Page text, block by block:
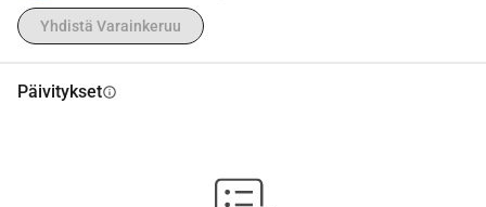
Yhdistä Varainkeruu
Päivityksetinfo